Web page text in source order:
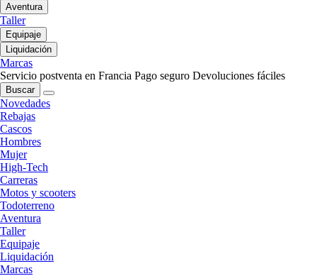
Aventura
Taller
Equipaje
Liquidación
Marcas
Servicio postventa en Francia Pago seguro Devoluciones fáciles
Buscar
Novedades
Rebajas
Cascos
Hombres
Mujer
High-Tech
Carreras
Motos y scooters
Todoterreno
Aventura
Taller
Equipaje
Liquidación
Marcas